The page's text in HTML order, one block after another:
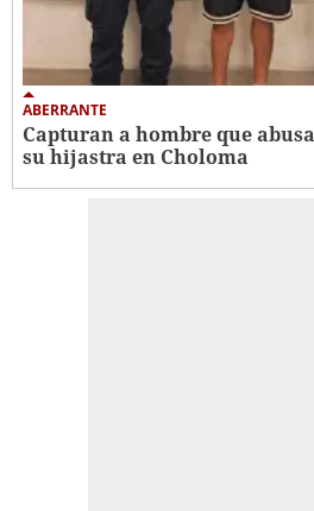
ABERRANTE
Capturan a hombre que
su hijastra en Choloma